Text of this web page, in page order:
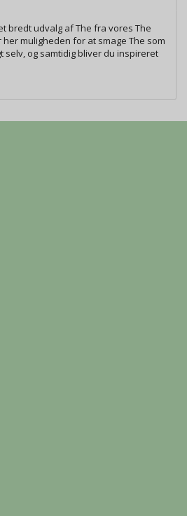
bredt udvalg af The fra vores The
muligheden for at smage The som
selv, og samtidig bliver du inspireret